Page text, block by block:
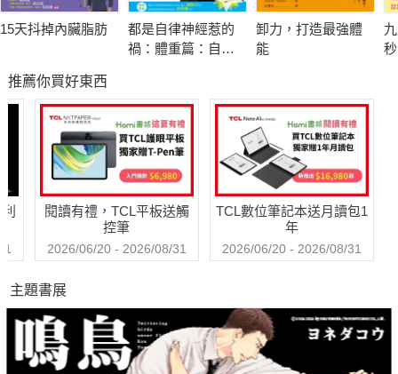
閱讀本書，你會發現原來你不是孤單一人在奮鬥著，這裡有許多
和你一樣煩惱的女孩，大家互相鼓勵、互相交流新知，透過十位
很快就會過去！
翻開它，暫停一下，你會遇見更美的自己！！
Q.治療導致的水腫或變胖會消嗎？
Q.富含荷爾蒙／雌激素／大豆異黃酮的食物是不是不能吃？
Q.除了食補，中醫還有什麼方式能協助乳癌患者？
Q.罹癌讓我人生停滯，怎麼辦？
Q.化療期間該如何保護頭皮？
Q.如何預防化療造成指甲病變？
15天抖掉內臟脂肪
都是自律神經惹的
禍：體重篇：自律
卸力，打造最強體
能
推薦你買好東西
閱讀有禮，TCL平板送觸
控筆
2026/06/20 - 2026/08/31
TCL數位筆記本送月讀包1
年
2026/06/20 - 2026/08/31
主題書展